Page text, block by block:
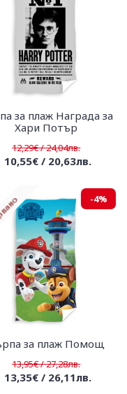
за плаж Награда за
Хари Потър
12,29€ / 24,04лв.
10,55€ / 20,63лв.
-4%
за плаж Помощ
13,95€ / 27,28лв.
13,35€ / 26,11лв.